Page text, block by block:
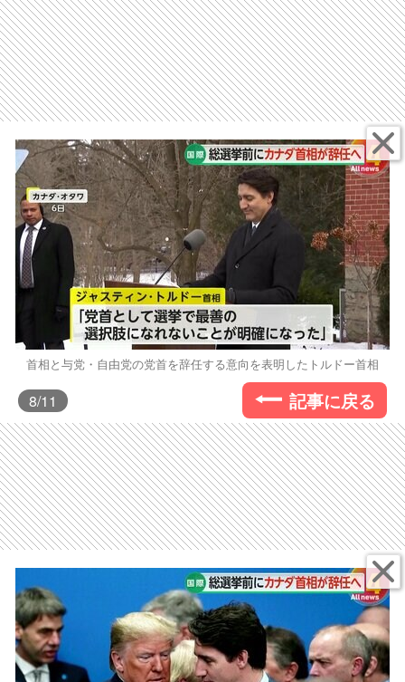
首相と与党・自由党の党首を辞任する意向を表明したトルドー首相
8/11 記事に戻る